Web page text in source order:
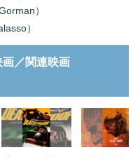
）
）
画／関連映画